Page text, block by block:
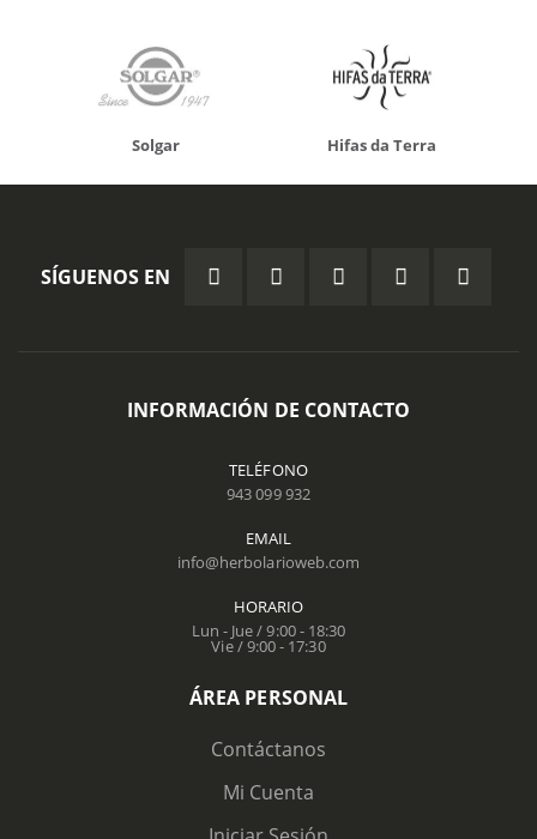
Solgar Hifas da Terra
SÍGUENOS EN
INFORMACIÓN DE CONTACTO
TELÉFONO
943 099 932
EMAIL
info@herbolarioweb.com
HORARIO
Lun - Jue / 9:00 - 18:30
Vie / 9:00 - 17:30
ÁREA PERSONAL
Contáctanos
Mi Cuenta